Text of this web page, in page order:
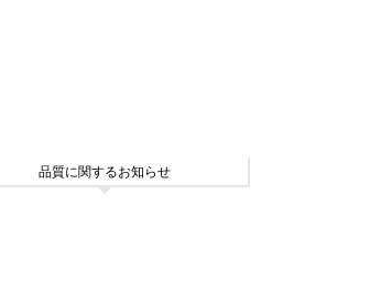
品質に関するお知らせ